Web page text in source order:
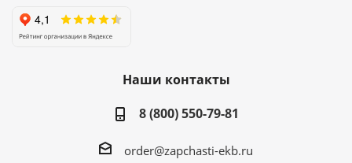
Наши контакты
8 (800) 550-79-81
order@zapchasti-ekb.ru